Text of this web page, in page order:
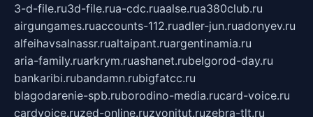
3-d-file.ru3d-file.rua-cdc.ruaalse.rua380club.ru
airgungames.ruaccounts-112.ruadler-jun.ruadonyev.ru
alfeihavsalnassr.rualtaipant.ruargentinamia.ru
aria-family.ruarkrym.ruashanet.rubelgorod-day.ru
bankaribi.rubandamn.rubigfatcc.ru
blagodarenie-spb.ruborodino-media.rucard-voice.ru
cardvoice.ruzed-online.ruzvonitut.ruzebra-tlt.ru